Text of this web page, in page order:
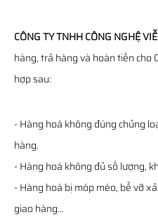
CÔNG TY TNHH CÔNG NGHỆ
hàng, trả hàng và hoàn tiền
hợp sau:
- Hàng hoá không đúng chủng
hàng.
- Hàng hoá không đủ số lượng,
- Hàng hoá bị móp méo, bể vỡ
giao hàng…